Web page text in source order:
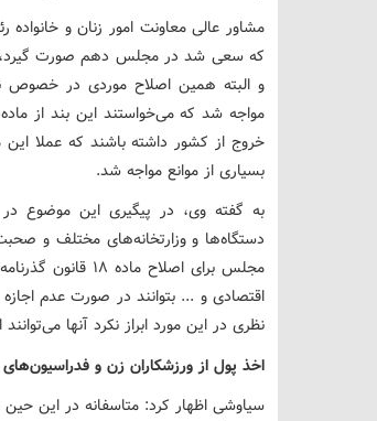
مشاور عالی معاونت امور زنان و
و البته همین اصلاح موردی در خصوص
خروج از کشور داشته باشند که عملا
بسیاری از موانع مواجه شد.
به گفته وی، در پیگیری این موضوع
دستگاه‌ها و وزارتخانه‌های مختلف و
مجلس برای
اقتصادی و ... بتوانند در صورت عدم
نظری در این مورد ابراز نکرد آنها می‌توانند اجازه خروج
اخذ پول از ورزشکاران زن و
سیاوشی اظهار کرد: متاسفانه در این